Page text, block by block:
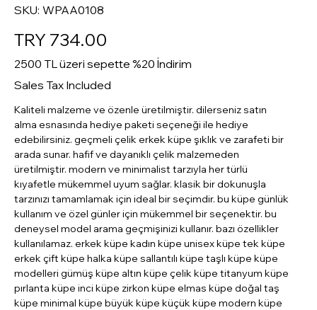
SKU: SKU
WPAA0108
WPAA0108
TRY 734.00
2500 TL üzeri sepette %20 İndirim
Sales Tax Included
Kaliteli malzeme ve özenle üretilmiştir. dilerseniz satın
alma esnasında hediye paketi seçeneği ile hediye
edebilirsiniz. geçmeli çelik erkek küpe şıklık ve zarafeti bir
arada sunar. hafif ve dayanıklı çelik malzemeden
üretilmiştir. modern ve minimalist tarzıyla her türlü
kıyafetle mükemmel uyum sağlar. klasik bir dokunuşla
tarzınızı tamamlamak için ideal bir seçimdir. bu küpe günlük
kullanım ve özel günler için mükemmel bir seçenektir. bu
deneysel model arama geçmişinizi kullanır. bazı özellikler
kullanılamaz. erkek küpe kadın küpe unisex küpe tek küpe
erkek çift küpe halka küpe sallantılı küpe taşlı küpe küpe
modelleri gümüş küpe altın küpe çelik küpe titanyum küpe
pırlanta küpe inci küpe zirkon küpe elmas küpe doğal taş
küpe minimal küpe büyük küpe küçük küpe modern küpe